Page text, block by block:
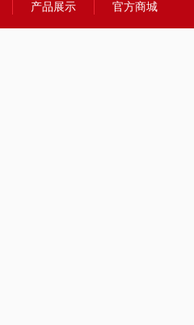
产品展示 官方商城